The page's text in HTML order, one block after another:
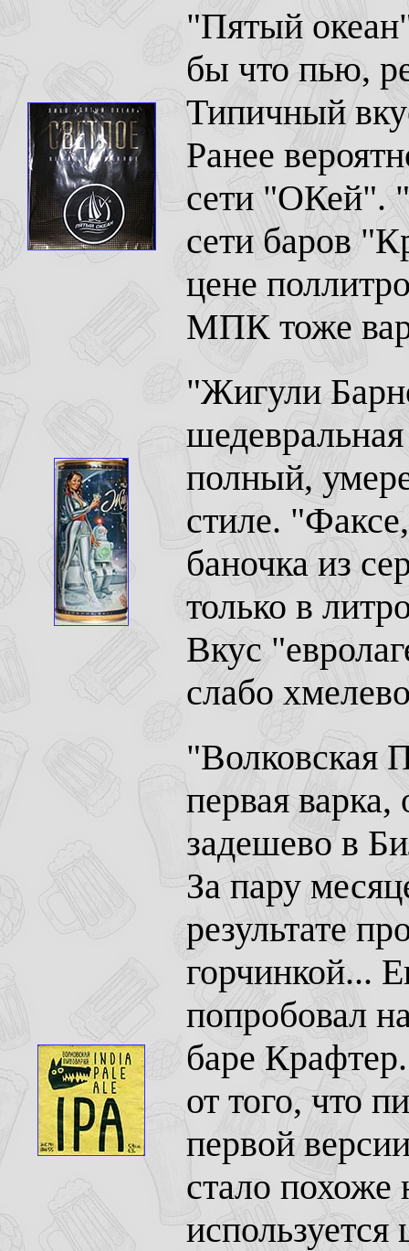
"Пятый
бы что пью,
Типичный
Ранее
сети "ОКей".
сети баров
цене
МПК тоже
"Жигули
полный,
стиле.
баночка из
только в
Вкус
слабо
"Волковская
первая варка,
задешево в
За пару
результате
горчинкой...
попробовал
баре
от того, что
первой
стало